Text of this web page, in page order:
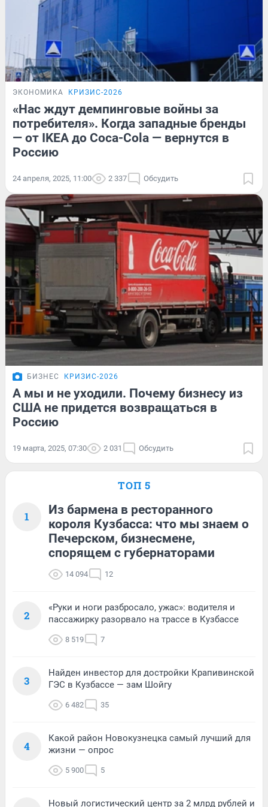
ЭКОНОМИКА КРИЗИС-2026
«Нас ждут демпинговые войны за
потребителя». Когда западные бренды
— от IKEA до Coca-Cola — вернутся в
Россию
24 апреля, 2025, 11:00 2 337 Обсудить
БИЗНЕС КРИЗИС-2026
А мы и не уходили. Почему бизнесу из
США не придется возвращаться в
Россию
19 марта, 2025, 07:30 2 031 Обсудить
ТОП 5
1
Из бармена в ресторанного
короля Кузбасса: что мы знаем о
Печерском, бизнесмене,
спорящем с губернаторами
14 094 12
2
«Руки и ноги разбросало, ужас»: водителя и
пассажирку разорвало на трассе в Кузбассе
8 519 7
3
Найден инвестор для достройки Крапивинской
ГЭС в Кузбассе — зам Шойгу
6 482 35
4
Какой район Новокузнецка самый лучший для
жизни — опрос
5 900 5
Новый логистический центр за 2 млрд рублей и